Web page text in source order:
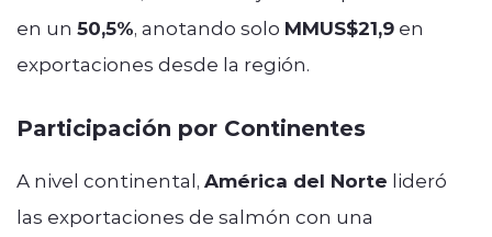
en un 50,5%, anotando solo MMUS$21,9 en
exportaciones desde la región.
Participación por Continentes
A nivel continental, América del Norte lideró
las exportaciones de salmón con una